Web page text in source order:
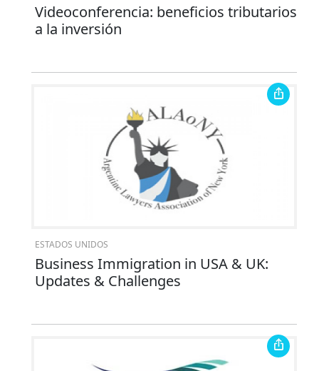
Videoconferencia: beneficios tributarios
a la inversión
ESTADOS UNIDOS
Business Immigration in USA & UK:
Updates & Challenges